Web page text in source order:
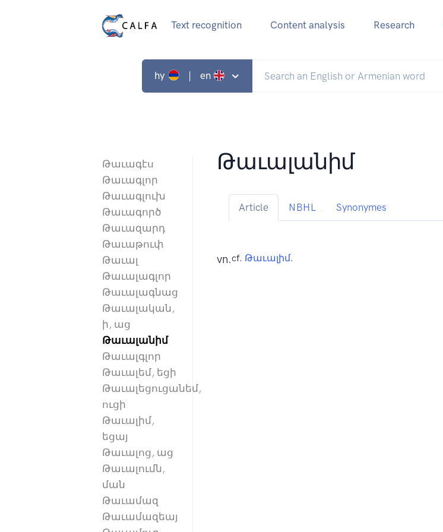
Text recognition Content analysis Research
hy | en
Թաւագէս
Թաւագլոր
Թաւագլուխ
Թաւագործ
Թաւազարդ
Թաւաթուփ
Թաւալ
Թաւալագլոր
Թաւալագնաց
Թաւալական,
ի, աց
Թաւալանիմ
Թաւալգլոր
Թաւալեմ, եցի
Թաւալեցուցանեմ,
ուցի
Թաւալիմ,
եցայ
Թաւալոց, աց
Թաւալումն,
ման
Թաւամազ
Թաւամազեայ
Թաւալանիմ
Article NBHL Synonymes
vn.cf. Թաւալիմ.